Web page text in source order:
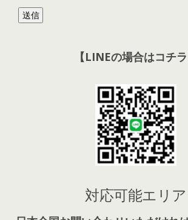
【LINEの場合はコチラ
対応可能エリア